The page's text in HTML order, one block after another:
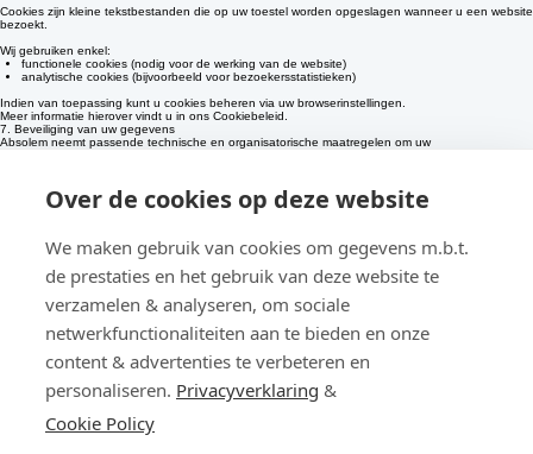
Cookies zijn kleine tekstbestanden die op uw toestel worden opgeslagen wanneer u een website
Wij gebruiken enkel:
functionele cookies (nodig voor de werking van de website)
Indien van toepassing kunt u cookies beheren via uw browserinstellingen.
Meer informatie hierover vindt u in ons Cookiebeleid.
7. Beveiliging van uw gegevens
misbruik
Onze systemen en processen worden regelmatig geëvalueerd om de veiligheid van uw
8. Uw rechten
Volgens de GDPR heeft u verschillende rechten met betrekking tot uw persoonsgegevens:
inzage te krijgen in uw persoonsgegevens
uw gegevens te laten corrigeren
uw gegevens te laten verwijderen
de verwerking van uw gegevens te beperken
bezwaar te maken tegen verwerking
uw gegevens over te dragen (dataportabiliteit)
U kan deze rechten uitoefenen door een verzoek te sturen naar:
info@absolem.be
Over de cookies op deze website
We maken gebruik van cookies om gegevens m.b.t.
de prestaties en het gebruik van deze website te
verzamelen & analyseren, om sociale
netwerkfunctionaliteiten aan te bieden en onze
content & advertenties te verbeteren en
personaliseren. Privacyverklaring &
Cookie Policy